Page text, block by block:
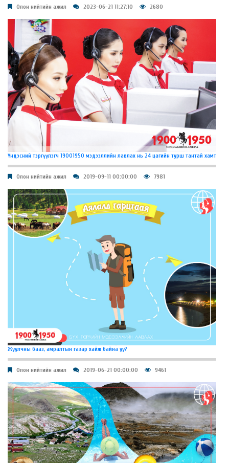
Олон нийтийн ажил 2023-06-21 11:27:10 2680
Үндэсний тэргүүлэгч 19001950 мэдээллийн лавлах нь 24 цагийн турш тантай хамт
Олон нийтийн ажил 2019-09-11 00:00:00 7981
Жуулчны бааз, амралтын газар хайж байна уу?
Олон нийтийн ажил 2019-06-21 00:00:00 9461